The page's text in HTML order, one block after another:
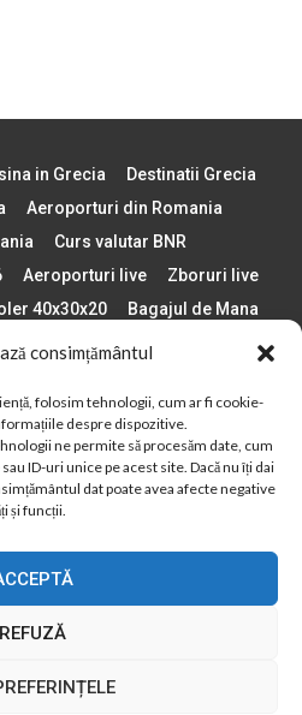
consimțământul
folosim tehnologii, cum ar fi cookie-
despre dispozitive.
ne permite să procesăm date, cum
ID-uri unice pe acest site. Dacă nu îți dai
dat poate avea afecte negative
și funcții.
REFUZĂ
in Grecia
Destinatii Grecia
Aeroporturi din Romania
Curs valutar BNR
Aeroporturi live
Zboruri live
40x30x20
Bagajul de Mana
Cele mai bune telefoane
Concerte Romania 2025
Când se schimba ora în 2026
2026
Boarding Pass
Politică cookie-uri (UE)
Politică cookie-uri (ZA)
Politică cookie-uri (BR)
drepturile rezervate